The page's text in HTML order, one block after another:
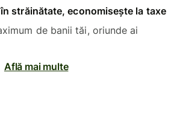
străinătate, economisește la taxe
de banii tăi, oriunde ai
Află mai multe